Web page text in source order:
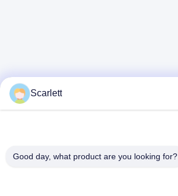
Scarlett
Good day, what product are you looking for?